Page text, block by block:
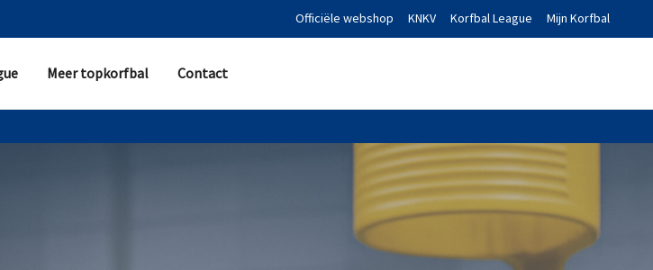
Officiële webshop KNKV Korfbal League Mijn Korfbal
Meer topkorfbal Contact